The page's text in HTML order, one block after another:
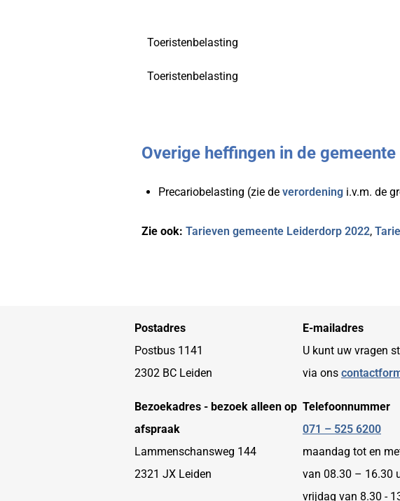
Toeristenbelasting
Toeristenbelasting
Overige heffingen in de gemeente
Precariobelasting (zie de verordening i.v.m. de
Zie ook: Tarieven gemeente Leiderdorp 2022,
Postadres
Postbus 1141
2302 BC Leiden
Bezoekadres - bezoek alleen op
afspraak
Lammenschansweg 144
2321 JX Leiden
E-mailadres
U kunt uw vragen
via ons
Telefoonnummer
071 – 525 6200
maandag tot en
van 08.30 – 16.30
vrijdag van 8.30 -